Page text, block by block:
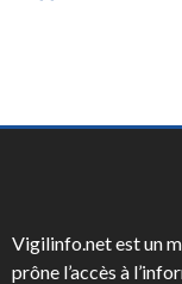
Vigilinfo.net est un
prône l’accès à